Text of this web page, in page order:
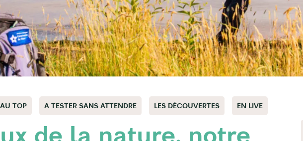
AU TOP A TESTER SANS ATTENDRE LES DÉCOUVERTES EN LIVE
de la nature, notre